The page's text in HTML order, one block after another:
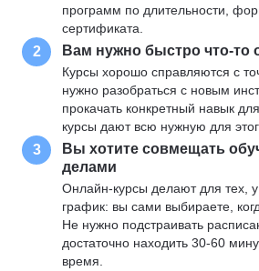
программ по длительности,
сертификата.
2 Вам нужно быстро что-то
Курсы хорошо справляются с
нужно разобраться с новым
прокачать конкретный навык
курсы дают всю нужную для
3
Вы хотите совмещать
делами
Онлайн-курсы делают для тех, у
график: вы сами выбираете,
Не нужно подстраивать
достаточно находить 30-60
время.